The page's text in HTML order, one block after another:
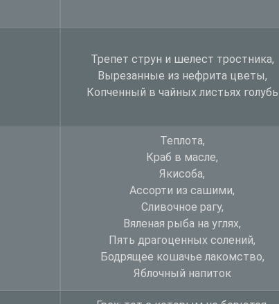
Трепет струн и шелест тростника,
Вырезанные из нефрита цветы,
Копченный в чайных листьях голубь
Теплота,
Краб в масле,
Якисоба,
Ассорти из сашими,
Сливочное рагу,
Вяленая рыба на углях,
Пять драгоценных солений,
Бодрящее кошачье лакомство,
Яблочный напиток